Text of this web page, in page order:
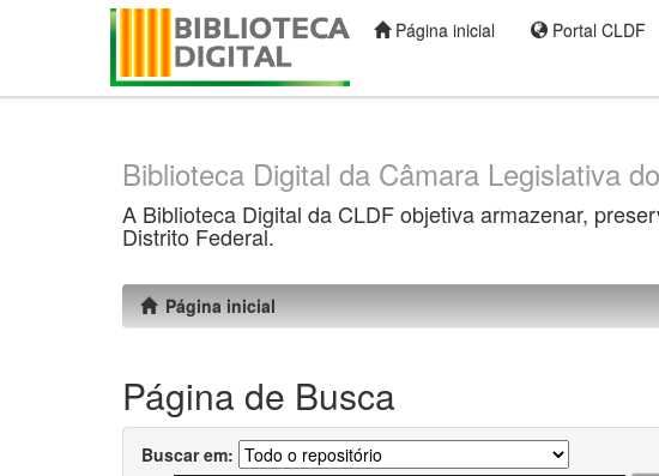
Página inicial Portal CLDF
Biblioteca Digital da Câmara Legislativa
A Biblioteca Digital da CLDF objetiva armazenar,
Distrito Federal.
Página inicial
Página de Busca
Buscar em: